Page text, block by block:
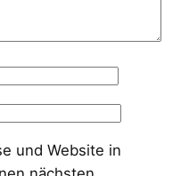
und Website in